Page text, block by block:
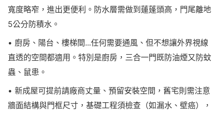
寬度略窄，進出更便利。防水層需做到蓮蓬頭高，門尾離地
5公分防積水。
• 廚房、陽台、樓梯間...任何需要通風、但不想讓外界視線
直透的空間都適用。特別是廚房，三合一門既防油煙又防蚊
蟲、鼠患。
• 新成屋可提前請廠商丈量、預留安裝空間，舊宅則需注意
牆面結構與門框尺寸，基礎工程須檢查（如漏水、壁癌），